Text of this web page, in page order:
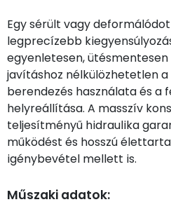
Egy sérült vagy
legprecízebb
egyenletesen,
javításhoz nélkülözhetetlen
berendezés használata és a
helyreállítása. A masszív
teljesítményű hidraulika
működést és hosszú
igénybevétel mellett is.
Műszaki adatok: